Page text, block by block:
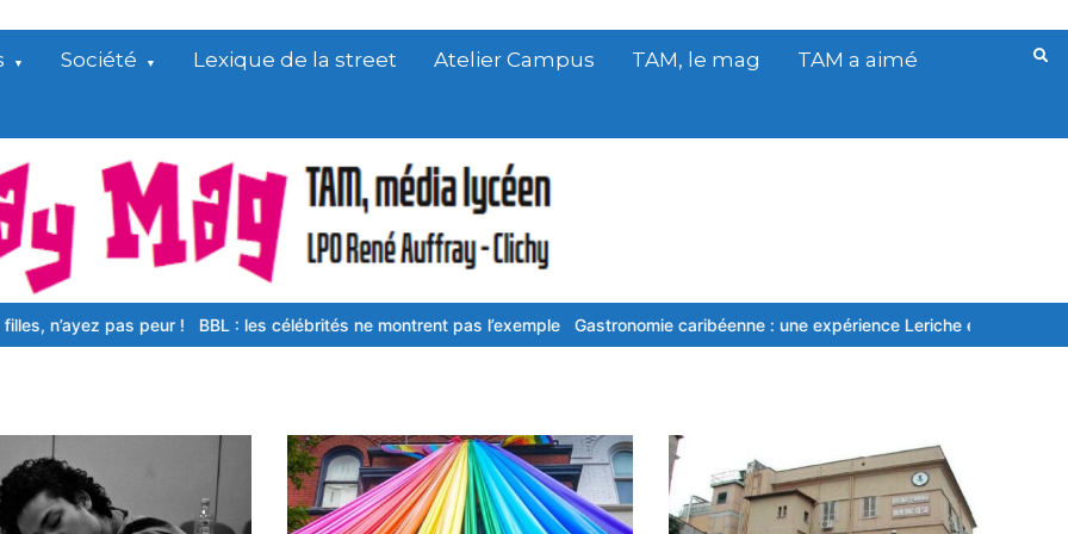
Société Lexique de la street Atelier Campus TAM, le mag TAM a aimé
pas peur ! BBL : les célébrités ne montrent pas l’exemple Gastronomie caribéenne : une expérience Leriche en saveurs et en